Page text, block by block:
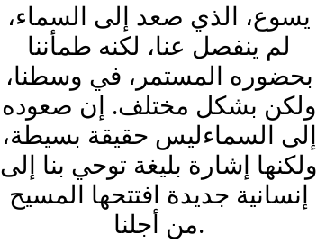
يسوع، الذي صعد إلى السماء،
لم ينفصل عنا، لكنه طمأننا
بحضوره المستمر، في وسطنا،
ولكن بشكل مختلف. إن صعوده
إلى السماءليس حقيقة بسيطة،
ولكنها إشارة بليغة توحي بنا إلى
إنسانية جديدة افتتحها المسيح
من أجلنا.